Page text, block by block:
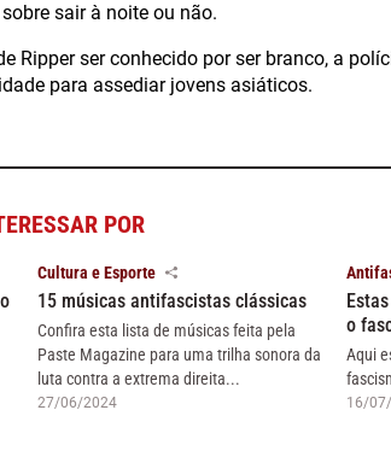
sair à noite ou não.
Ripper ser conhecido por ser branco, a
para assediar jovens asiáticos.
POR
Cultura e Esporte
15 músicas antifascistas clássicas
Confira esta lista de músicas feita pela
Paste Magazine para uma trilha sonora da
luta contra a extrema direita...
27/06/2024
o
Aqui
16/